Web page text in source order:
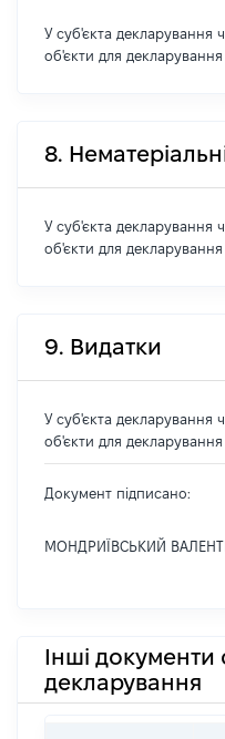
У суб'єкта декларування
об'єкти для декларування
8.
У суб'єкта декларування
об'єкти для декларування
9. Видатки
У суб'єкта декларування
об'єкти для декларування
Документ підписано:
МОНДРИЇВСЬКИЙ
Інші документи
декларування